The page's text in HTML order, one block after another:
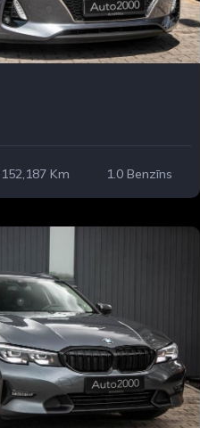
152,187 Km 1.0 Benzīns